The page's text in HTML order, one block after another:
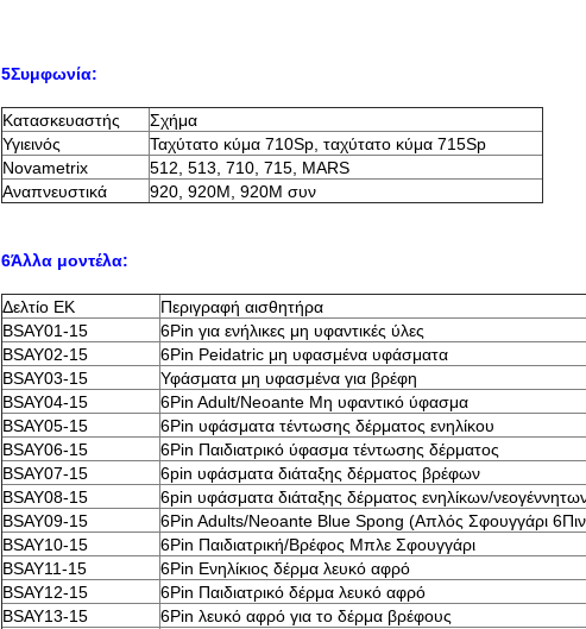
5Συμφωνία:
Κατασκευαστής
Σχήμα
Υγιεινός
Ταχύτατο κύμα 710Sp, ταχύτατο κύμα 715Sp
Novametrix
512, 513, 710, 715, MARS
Αναπνευστικά
920, 920M, 920M συν
6Άλλα μοντέλα:
Δελτίο ΕΚ
Περιγραφή αισθητήρα
BSAY01-15
6Pin για ενήλικες μη υφαντικές ύλες
ΒSAY02-15
6Pin Peidatric μη υφασμένα υφάσματα
ΒSAY03-15
Υφάσματα μη υφασμένα για βρέφη
BSAY04-15
6Pin Adult/Neoante Μη υφαντικό ύφασμα
BSAY05-15
6Pin υφάσματα τέντωσης δέρματος ενηλίκου
BSAY06-15
6Pin Παιδιατρικό ύφασμα τέντωσης δέρματος
BSAY07-15
6pin υφάσματα διάταξης δέρματος βρέφων
BSAY08-15
6pin υφάσματα διάταξης δέρματος ενηλίκων/
BSAY09-15
6Pin Adults/Neoante Blue Spong (Απλός Σφουγγάρι
BSAY10-15
6Pin Παιδιατρική/Βρέφος Μπλε Σφουγγάρι
BSAY11-15
6Pin Ενηλίκιος δέρμα λευκό αφρό
BSAY12-15
6Pin Παιδιατρικό δέρμα λευκό αφρό
BSAY13-15
6Pin λευκό αφρό για το δέρμα βρέφους